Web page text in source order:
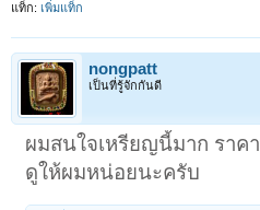
แท็ก: เพิ่มแท็ก
nongpatt
เป็นที่รู้จักกันดี
ผมสนใจเหรียญนี้มาก ราค
ดูให้ผมหน่อยนะครับ